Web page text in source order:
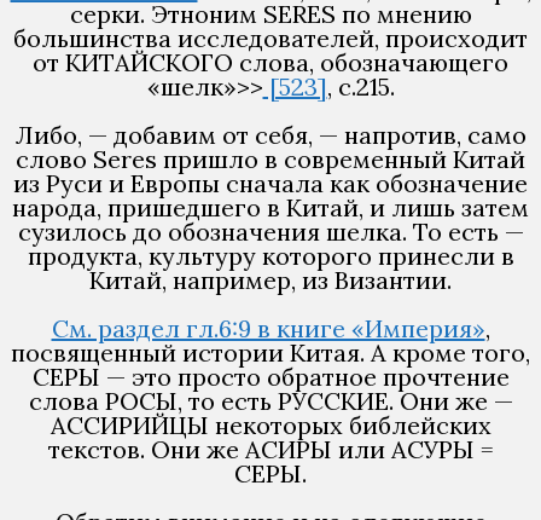
серки. Этноним SERES по мнению
большинства исследователей, происходит
от КИТАЙСКОГО слова, обозначающего
«шелк»>> [523], с.215.
Либо, — добавим от себя, — напротив, само
слово Seres пришло в современный Китай
из Руси и Европы сначала как обозначение
народа, пришедшего в Китай, и лишь затем
сузилось до обозначения шелка. То есть —
продукта, культуру которого принесли в
Китай, например, из Византии.
См. раздел гл.6:9 в книге «Империя»,
посвященный истории Китая. А кроме того,
СЕРЫ — это просто обратное прочтение
слова РОСЫ, то есть РУССКИЕ. Они же —
АССИРИЙЦЫ некоторых библейских
текстов. Они же АСИРЫ или АСУРЫ =
СЕРЫ.